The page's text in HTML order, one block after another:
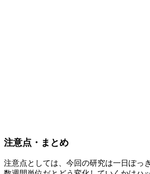
注意点・まとめ
注意点としては、今回の研究は一日ぽっ